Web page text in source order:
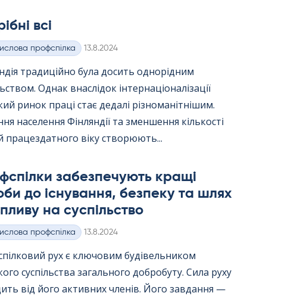
всі
профспілка Kirjoitettu
13.8.2024
традиційно була досить однорідним
Однак внаслідок інтернаціоналізації
ринок праці стає дедалі різноманітнішим.
населення Фінляндії та зменшення кількості
працездатного віку створюють...
забезпечують кращі
до існування, безпеку та шлях
на суспільство
профспілка Kirjoitettu
13.8.2024
рух є ключовим будівельником
суспільства загального добробуту. Сила руху
від його активних членів. Його завдання —